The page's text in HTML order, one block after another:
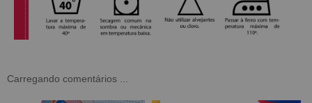
Carregando comentários ...